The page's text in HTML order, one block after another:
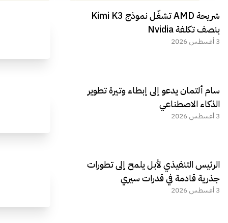
مراجعة شاملة لعملاق الألعاب
الجديد REDMAGIC 11 AIR
شريحة AMD تشغّل نموذج Kimi K3
بنصف تكلفة Nvidia
3 أغسطس 2026
سام ألتمان يدعو إلى إبطاء وتيرة تطوير
الذكاء الاصطناعي
3 أغسطس 2026
الرئيس التنفيذي لأبل يلمح إلى تطورات
جذرية قادمة في قدرات سيري
3 أغسطس 2026